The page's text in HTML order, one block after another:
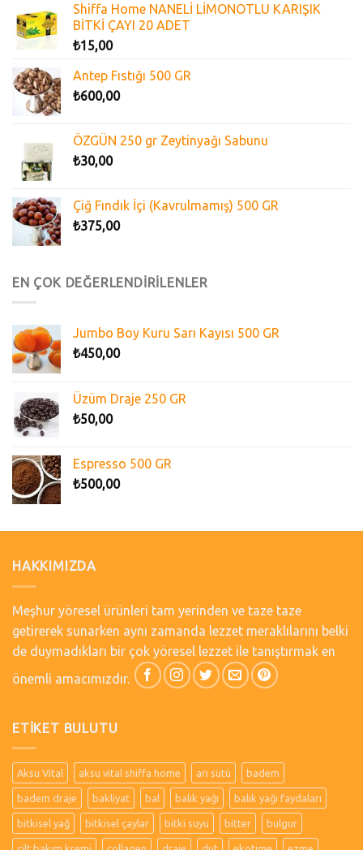
Shiffa Home NANELİ LİMONOTLU KARIŞIK
BİTKİ ÇAYI 20 ADET
₺15,00
Antep Fıstığı 500 GR
₺600,00
ÖZGÜN 250 gr Zeytinyağı Sabunu
₺30,00
Çiğ Fındık İçi (Kavrulmamış) 500 GR
₺375,00
EN ÇOK DEĞERLENDİRİLENLER
Jumbo Boy Kuru Sarı Kayısı 500 GR
₺450,00
Üzüm Draje 250 GR
₺50,00
Espresso 500 GR
₺500,00
HAKKIMIZDA
Meşhur yöresel ürünleri tam yerinden ve taze taze
getirerek sunarken aynı zamanda lezzet meraklılarını belki
de duymadıkları bir çok yöresel lezzet ile tanıştırmak en
önemli amacımızdır.
ETIKET BULUTU
Aksu Vital aksu vital shiffa home arı sütü badem
badem draje bakliyat bal balık yağı balık yağı faydaları
bitkisel yağ bitkisel çaylar bitki suyu bitter bulgur